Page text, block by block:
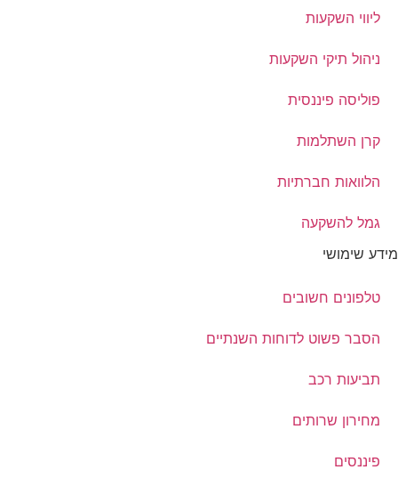
ליווי השקעות
ניהול תיקי השקעות
פוליסה פיננסית
קרן השתלמות
הלוואות חברתיות
גמל להשקעה
מידע שימושי
טלפונים חשובים
הסבר פשוט לדוחות השנתיים
תביעות רכב
מחירון שרותים
פיננסים